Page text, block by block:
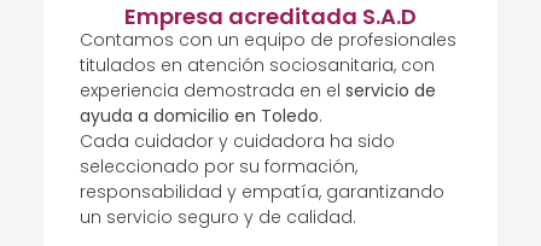
Empresa acreditada S.A.D
Contamos con un equipo de profesionales
titulados en atención sociosanitaria, con
experiencia demostrada en el servicio de
ayuda a domicilio en Toledo.
Cada cuidador y cuidadora ha sido
seleccionado por su formación,
responsabilidad y empatía, garantizando
un servicio seguro y de calidad.